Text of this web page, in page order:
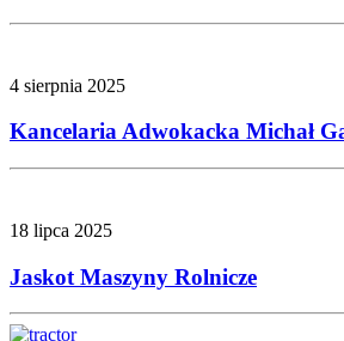
4 sierpnia 2025
Kancelaria Adwokacka Michał
18 lipca 2025
Jaskot Maszyny Rolnicze